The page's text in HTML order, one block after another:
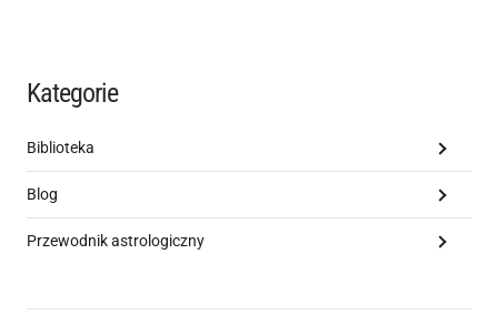
Kategorie
Biblioteka
Blog
Przewodnik astrologiczny